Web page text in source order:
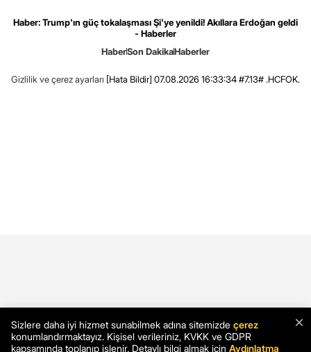
Haber: Trump'ın güç tokalaşması Şi'ye yenildi! Akıllara Erdoğan geldi
- Haberler
HaberSon DakikaHaberler
Gizlilik ve çerez ayarları [Hata Bildir] 07.08.2026 16:33:34 #7.13# .HCFOK.
×
Sizlere daha iyi hizmet sunabilmek adına sitemizde çerez
konumlandırmaktayız. Kişisel verileriniz, KVKK ve GDPR
kapsamında toplanıp işlenir. Detaylı bilgi almak için Aydınlatma